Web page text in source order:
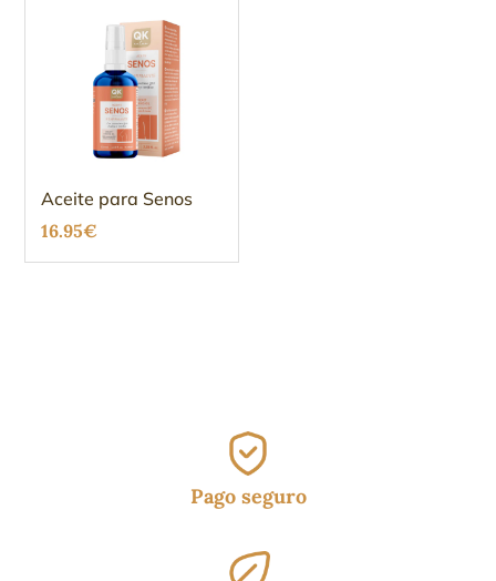
Aceite para Senos
16.95€
Pago seguro